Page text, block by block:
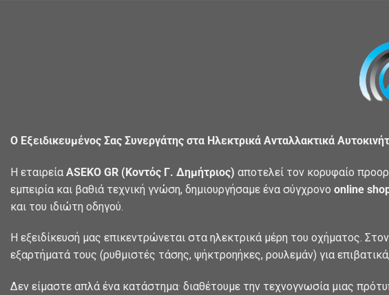
Ο Εξειδικευμένος Σας Συνεργάτης στα Ηλεκτρικά Ανταλλακτικά
Η εταιρεία ASEKO GR (Κοντός Γ. Δημήτριος) αποτελεί τον κορυφαίο
εμπειρία και βαθιά τεχνική γνώση, δημιουργήσαμε ένα σύγχρονο online
και του ιδιώτη οδηγού.
Η εξειδίκευσή μας επικεντρώνεται στα ηλεκτρικά μέρη του οχήματος.
εξαρτήματά τους (ρυθμιστές τάσης, ψήκτροηήκες, ρουλεμάν) για
Δεν είμαστε απλά ένα κατάστημα· διαθέτουμε την τεχνογνωσία μιας